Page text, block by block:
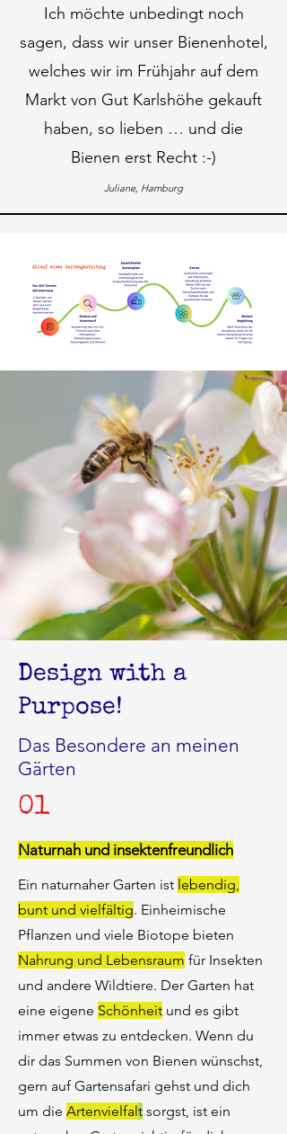
Ich möchte unbedingt noch
sagen, dass wir unser Bienenhotel,
welches wir im Frühjahr auf dem
Markt von Gut Karlshöhe gekauft
haben, so lieben … und die
Bienen erst Recht :-)
Juliane, Hamburg
Design with a
Purpose!
Das Besondere an meinen
Gärten
01
Naturnah und insektenfreundlich
Ein naturnaher Garten ist lebendig,
bunt und vielfältig. Einheimische
Pflanzen und viele Biotope bieten
Nahrung und Lebensraum für Insekten
und andere Wildtiere. Der Garten hat
eine eigene Schönheit und es gibt
immer etwas zu entdecken. Wenn du
dir das Summen von Bienen wünschst,
gern auf Gartensafari gehst und dich
um die Artenvielfalt sorgst, ist ein